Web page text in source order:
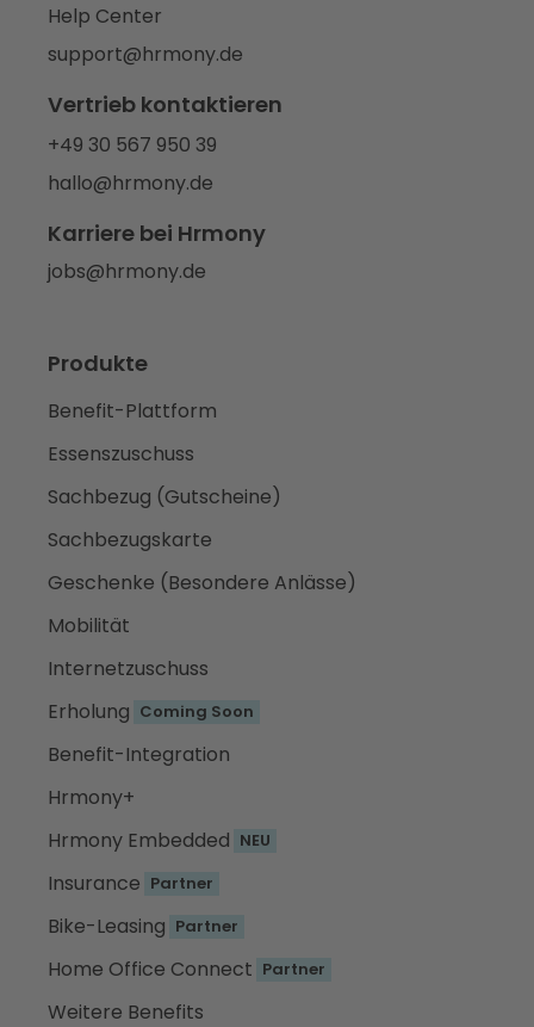
Help Center
support@hrmony.de
Vertrieb kontaktieren
+49 30 567 950 39
hallo@hrmony.de
Karriere bei Hrmony
jobs@hrmony.de
Produkte
Benefit-Plattform
Essenszuschuss
Sachbezug (Gutscheine)
Sachbezugskarte
Geschenke (Besondere Anlässe)
Mobilität
Internetzuschuss
Erholung Coming Soon
Benefit-Integration
Hrmony+
Hrmony Embedded NEU
Insurance Partner
Bike-Leasing Partner
Home Office Connect Partner
Weitere Benefits